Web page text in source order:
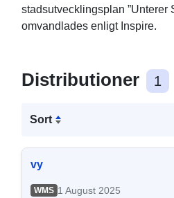
stadsutvecklingsplan ”Unterer
omvandlades enligt Inspire.
Distributioner 1
Sort
vy
WMS 1 August 2025